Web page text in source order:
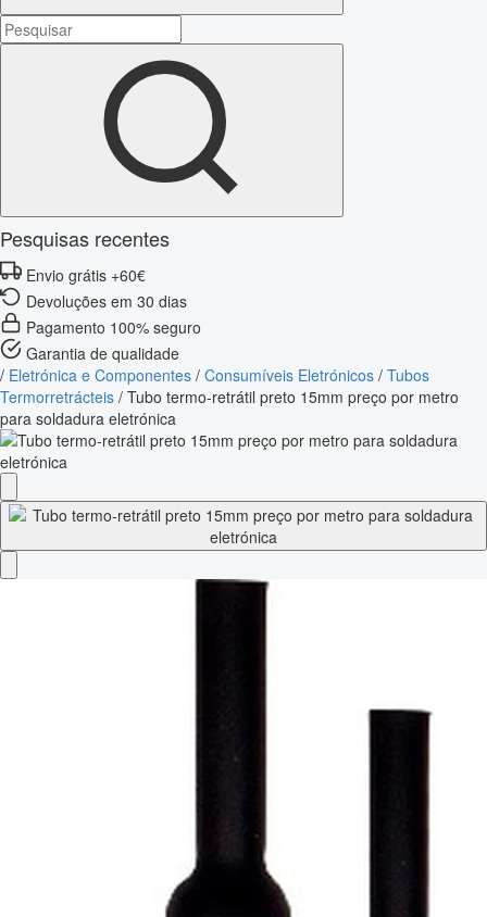
Pesquisas recentes
Envio grátis +60€
Devoluções em 30 dias
Pagamento 100% seguro
Garantia de qualidade
/ Eletrónica e Componentes / Consumíveis Eletrónicos / Tubos
Termorretrácteis / Tubo termo-retrátil preto 15mm preço por metro
para soldadura eletrónica